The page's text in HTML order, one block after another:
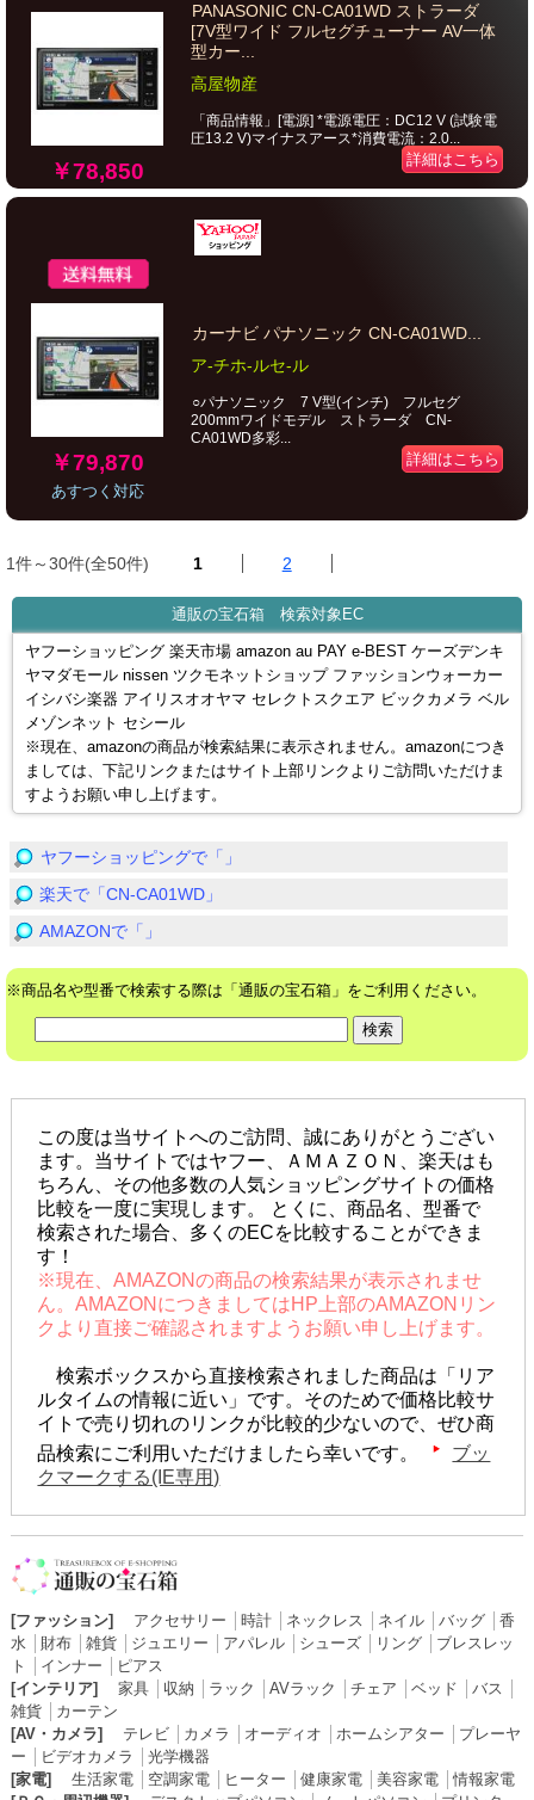
￥78,850
PANASONIC CN-CA01WD ストラーダ
[7V型ワイド フルセグチューナー AV一体
型カー...
高屋物産
「商品情報」[電源] *電源電圧：DC12 V (試験電
圧13.2 V)マイナスアース*消費電流：2.0...
詳細はこちら
￥79,870
あすつく対応
カーナビ パナソニック CN-CA01WD...
ア-チホ-ルセ-ル
○パナソニック 7 V型(インチ) フルセグ
200mmワイドモデル ストラーダ CN-
CA01WD多彩...
詳細はこちら
1件～30件(全50件) 1 2
通販の宝石箱 検索対象EC
ヤフーショッピング 楽天市場 amazon au PAY e-BEST ケーズデンキ
ヤマダモール nissen ツクモネットショップ ファッションウォーカー
イシバシ楽器 アイリスオオヤマ セレクトスクエア ビックカメラ ベル
メゾンネット セシール
※現在、amazonの商品が検索結果に表示されません。amazonにつき
ましては、下記リンクまたはサイト上部リンクよりご訪問いただけま
すようお願い申し上げます。
ヤフーショッピングで「」
楽天で「CN-CA01WD」
AMAZONで「」
※商品名や型番で検索する際は「通販の宝石箱」をご利用ください。
この度は当サイトへのご訪問、誠にありがとうござい
ます。当サイトではヤフー、ＡＭＡＺＯＮ、楽天はも
ちろん、その他多数の人気ショッピングサイトの価格
比較を一度に実現します。 とくに、商品名、型番で
検索された場合、多くのECを比較することができま
す！
※現在、AMAZONの商品の検索結果が表示されませ
ん。AMAZONにつきましてはHP上部のAMAZONリン
クより直接ご確認されますようお願い申し上げます。
検索ボックスから直接検索されました商品は「リア
ルタイムの情報に近い」です。そのためで価格比較サ
イトで売り切れのリンクが比較的少ないので、ぜひ商
品検索にご利用いただけましたら幸いです。
ブッ
クマークする(IE専用)
[ファッション] アクセサリー 時計│ ネックレス ネイル│ バッグ│ 香
水
財布│ 雑貨│ ジュエリー アパレル│ シューズ│ リング│ ブレスレッ
ト
インナー
ピアス
[インテリア]
家具│ 収納 ラック AVラック チェア ベッド バス
雑貨│ カーテン
[AV・カメラ]
テレビ│ カメラ オーディオ ホームシアター
プレーヤ
ー
ビデオカメラ
光学機器
[家電]
生活家電│ 空調家電│ ヒーター 健康家電│ 美容家電│情報家電